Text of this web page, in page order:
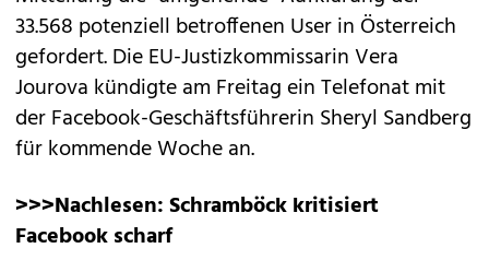
33.568 potenziell betroffenen User in Österreich
gefordert. Die EU-Justizkommissarin Vera
Jourova kündigte am Freitag ein Telefonat mit
der Facebook-Geschäftsführerin Sheryl Sandberg
für kommende Woche an.
>>>Nachlesen:Schramböck kritisiert
Facebook scharf